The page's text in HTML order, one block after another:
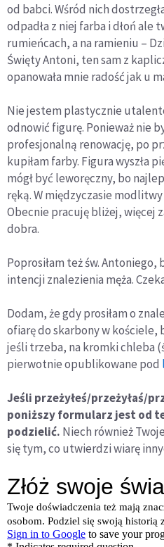
od babci. Wśród nich
odpadła z niej farba i dłoń ale
rumieńcach, a na ramieniu –
Święty Antoni, ten sam z
opanowała mnie radość jak u
Nie jestem plastycznie
odnowić figurę. Ponieważ nie
profesjonalną renowację, po
kupiłam farby. Figura wyszła
mógł być leworęczny, bo
ręką. W międzyczasie modlitwy
Obecnie pracuję bliżej, więcej
dobra.
Poprosiłam też św. Antoniego,
intencji znalezienia męża.
Dodam, że gdy prosiłam o
ofiarę do skarbony w kościele,
jeśli trzeba, na kromki chleba
pierwotnie opublikowane pod
Jeśli przeżyłeś/przeżyłaś/
poniższy formularz jest od
podzielić. Niech również
się tym, co utwierdzi wiarę